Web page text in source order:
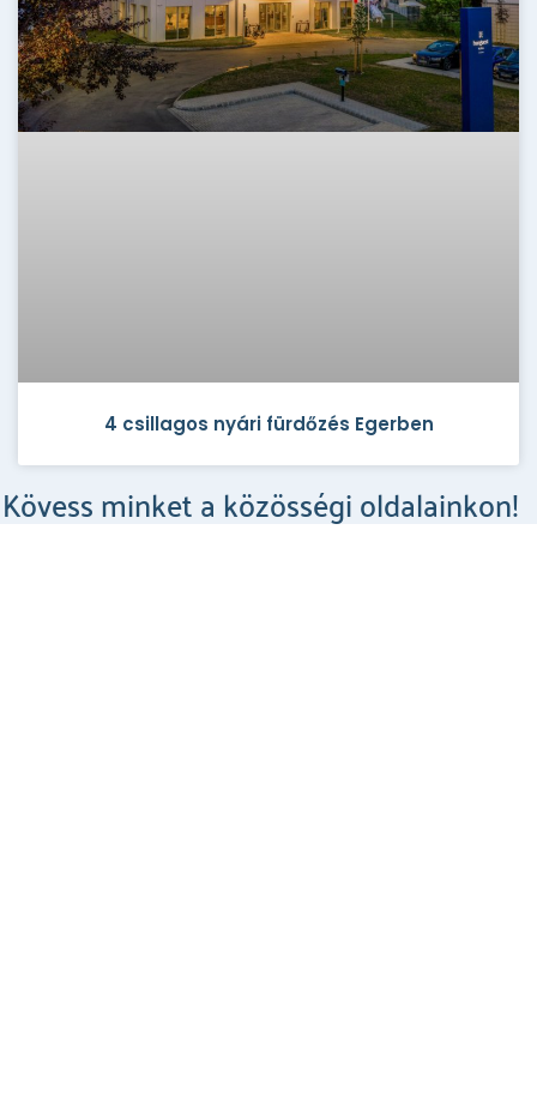
4 csillagos nyári fürdőzés Egerben
Kövess minket a közösségi oldalainkon!